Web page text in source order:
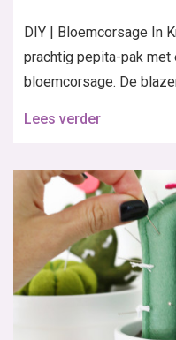
DIY | Bloemcorsage In
prachtig pepita-pak met
bloemcorsage. De
Lees verder